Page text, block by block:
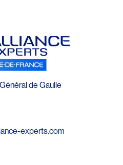
de Gaulle
experts.com